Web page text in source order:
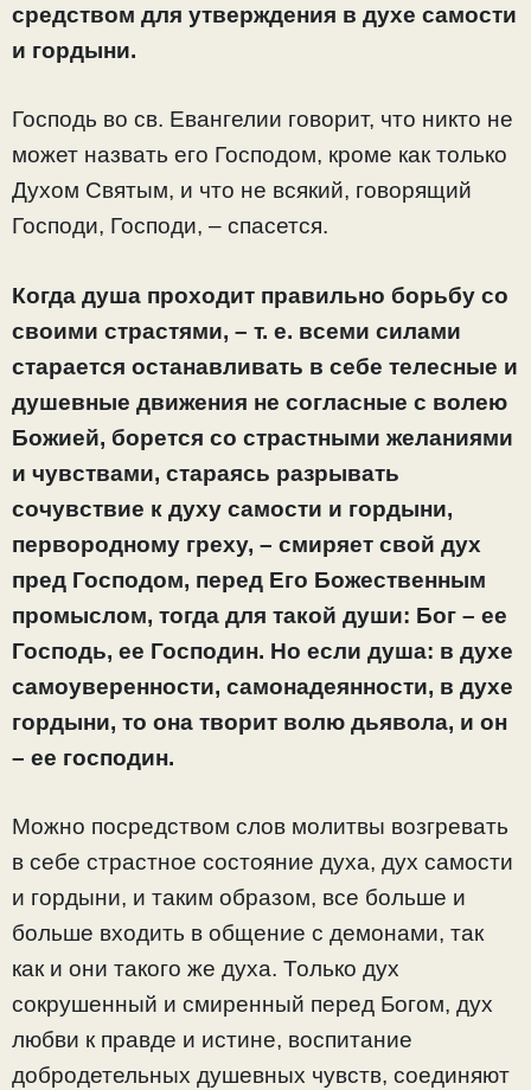
средством для утверждения в духе самости
и гордыни.
Господь во св. Евангелии говорит, что никто не
может назвать его Господом, кроме как только
Духом Святым, и что не всякий, говорящий
Господи, Господи, – спасется.
Когда душа проходит правильно борьбу со
своими страстями, – т. е. всеми силами
старается останавливать в себе телесные и
душевные движения не согласные с волею
Божией, борется со страстными желаниями
и чувствами, стараясь разрывать
сочувствие к духу самости и гордыни,
первородному греху, – смиряет свой дух
пред Господом, перед Его Божественным
промыслом, тогда для такой души: Бог – ее
Господь, ее Господин. Но если душа: в духе
самоуверенности, самонадеянности, в духе
гордыни, то она творит волю дьявола, и он
– ее господин.
Можно посредством слов молитвы возгревать
в себе страстное состояние духа, дух самости
и гордыни, и таким образом, все больше и
больше входить в общение с демонами, так
как и они такого же духа. Только дух
сокрушенный и смиренный перед Богом, дух
любви к правде и истине, воспитание
добродетельных душевных чувств, соединяют